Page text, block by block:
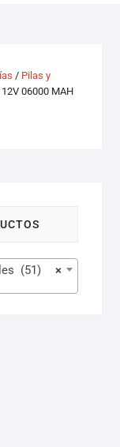
/ Pilas y
06000 MAH
×
(51)